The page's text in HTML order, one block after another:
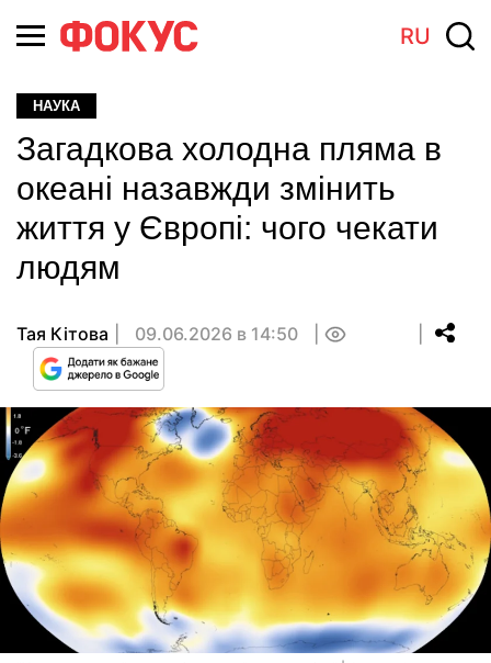
RU
НАУКА
Загадкова холодна пляма в
океані назавжди змінить
життя у Європі: чого чекати
людям
Тая Кітова 09.06.2026 в 14:50